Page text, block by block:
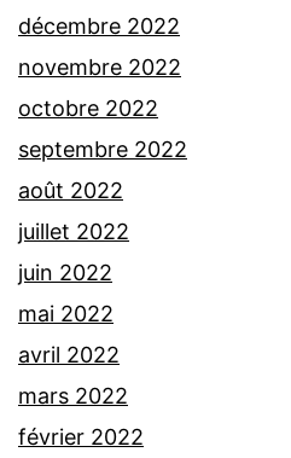
décembre 2022
novembre 2022
octobre 2022
septembre 2022
août 2022
juillet 2022
juin 2022
mai 2022
avril 2022
mars 2022
février 2022